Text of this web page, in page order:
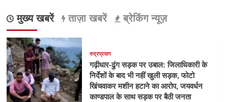
मुख्य खबरें ताज़ा खबरें ब्रेकिंग न्यूज़
रुद्रप्रयाग
गढ़ीधार-ढुंग सड़क पर उबाल: जिलाधिकारी के
निर्देशों के बाद भी नहीं खुली सड़क, फोटो
खिंचवाकर मशीन हटाने का आरोप, जयवर्धन
काण्डपाल के साथ सड़क पर बैठी जनता